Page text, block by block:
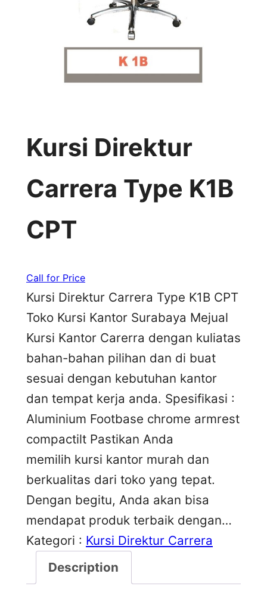
Kursi Direktur
Carrera Type K1B
CPT
Call for Price
Kursi Direktur Carrera Type K1B CPT
Toko Kursi Kantor Surabaya Mejual
Kursi Kantor Carerra dengan kuliatas
bahan-bahan pilihan dan di buat
sesuai dengan kebutuhan kantor
dan tempat kerja anda. Spesifikasi :
Aluminium Footbase chrome armrest
compactilt Pastikan Anda
memilih kursi kantor murah dan
berkualitas dari toko yang tepat.
Dengan begitu, Anda akan bisa
mendapat produk terbaik dengan…
Kategori : Kursi Direktur Carrera
Description